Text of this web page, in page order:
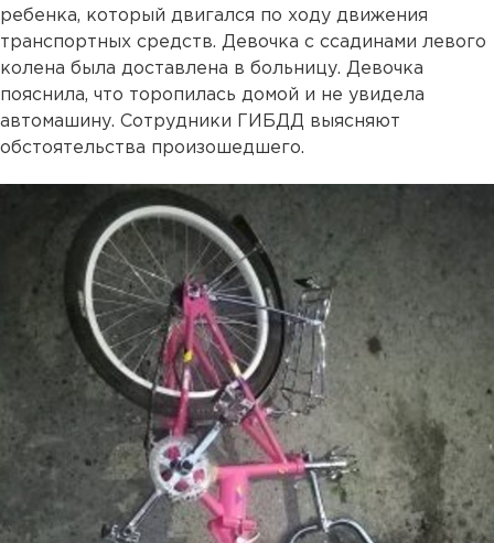
ребенка, который двигался по ходу движения
транспортных средств. Девочка с ссадинами левого
колена была доставлена в больницу. Девочка
пояснила, что торопилась домой и не увидела
автомашину. Сотрудники ГИБДД выясняют
обстоятельства произошедшего.